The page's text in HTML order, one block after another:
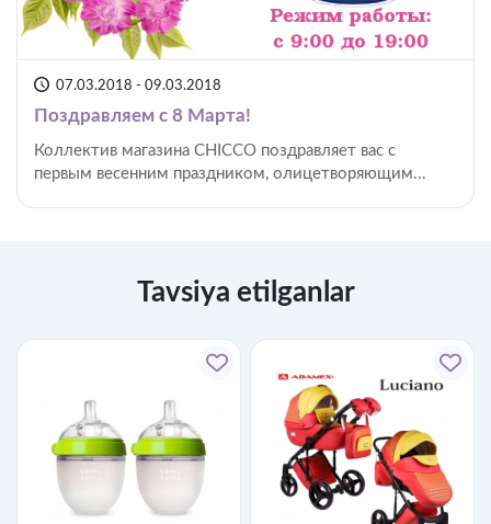
07.03.2018 - 09.03.2018
Поздравляем с 8 Марта!
Коллектив магазина CHICCO поздравляет вас с
первым весенним праздником, олицетворяющим...
Tavsiya etilganlar